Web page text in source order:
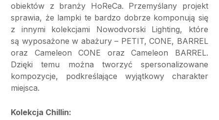
obiektów z branży HoReCa. Przemyślany projekt
sprawia, że lampki te bardzo dobrze komponują się
z innymi kolekcjami Nowodvorski Lighting, które
są wyposażone w abażury – PETIT, CONE, BARREL
oraz Cameleon CONE oraz Cameleon BARREL.
Dzięki temu można tworzyć spersonalizowane
kompozycje, podkreślające wyjątkowy charakter
miejsca.
Kolekcja Chillin: